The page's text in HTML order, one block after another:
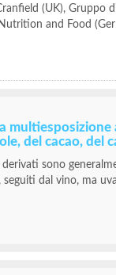
(UK), Gruppo
and Food
del cacao, del
derivati sono
seguiti dal vino, ma